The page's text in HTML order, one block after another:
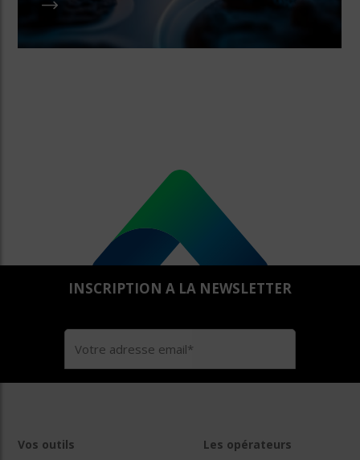
INSCRIPTION A LA NEWSLETTER
Vos outils Les opérateurs